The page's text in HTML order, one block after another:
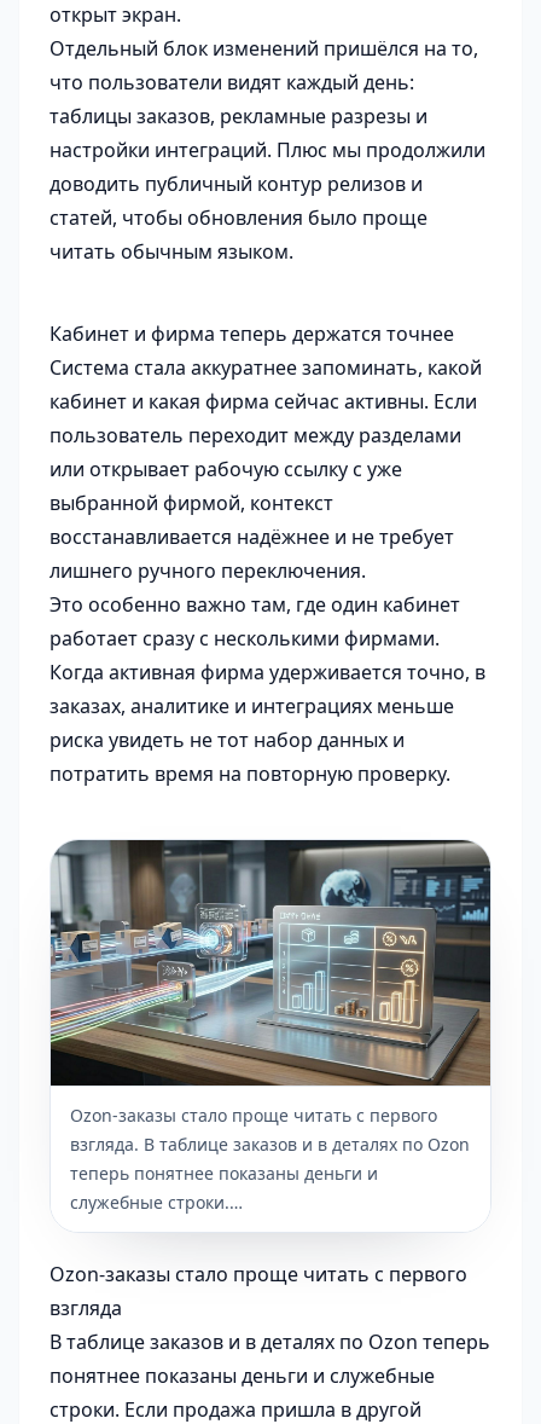
открыт экран.
Отдельный блок изменений пришёлся на то,
что пользователи видят каждый день:
таблицы заказов, рекламные разрезы и
настройки интеграций. Плюс мы продолжили
доводить публичный контур релизов и
статей, чтобы обновления было проще
читать обычным языком.
Кабинет и фирма теперь держатся точнее
Система стала аккуратнее запоминать, какой
кабинет и какая фирма сейчас активны. Если
пользователь переходит между разделами
или открывает рабочую ссылку с уже
выбранной фирмой, контекст
восстанавливается надёжнее и не требует
лишнего ручного переключения.
Это особенно важно там, где один кабинет
работает сразу с несколькими фирмами.
Когда активная фирма удерживается точно, в
заказах, аналитике и интеграциях меньше
риска увидеть не тот набор данных и
потратить время на повторную проверку.
Ozon-заказы стало проще читать с первого
взгляда. В таблице заказов и в деталях по Ozon
теперь понятнее показаны деньги и
служебные строки.…
Ozon-заказы стало проще читать с первого
взгляда
В таблице заказов и в деталях по Ozon теперь
понятнее показаны деньги и служебные
строки. Если продажа пришла в другой